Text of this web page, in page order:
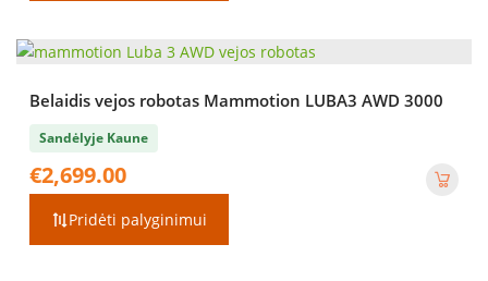
Belaidis vejos robotas Mammotion LUBA3 AWD 3000
Sandėlyje Kaune
€2,699.00
Pridėti palyginimui